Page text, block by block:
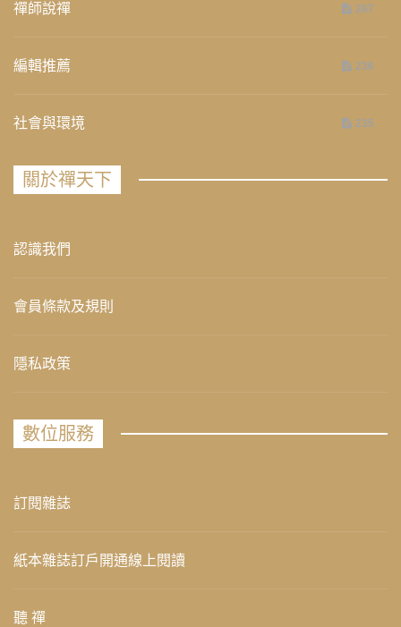
禪師說禪 267
編輯推薦 236
社會與環境 235
關於禪天下
認識我們
會員條款及規則
隱私政策
數位服務
訂閱雜誌
紙本雜誌訂戶開通線上閱讀
聽 禪